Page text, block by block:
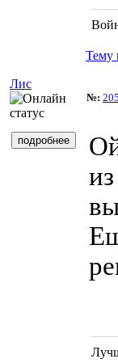
Тему
Лис
№: